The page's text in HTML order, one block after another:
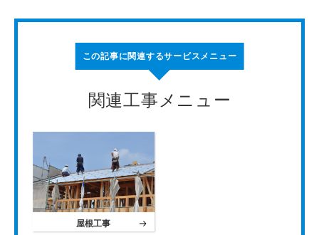
この記事に関連するサービスメニュー
関連工事メニュー
屋根工事